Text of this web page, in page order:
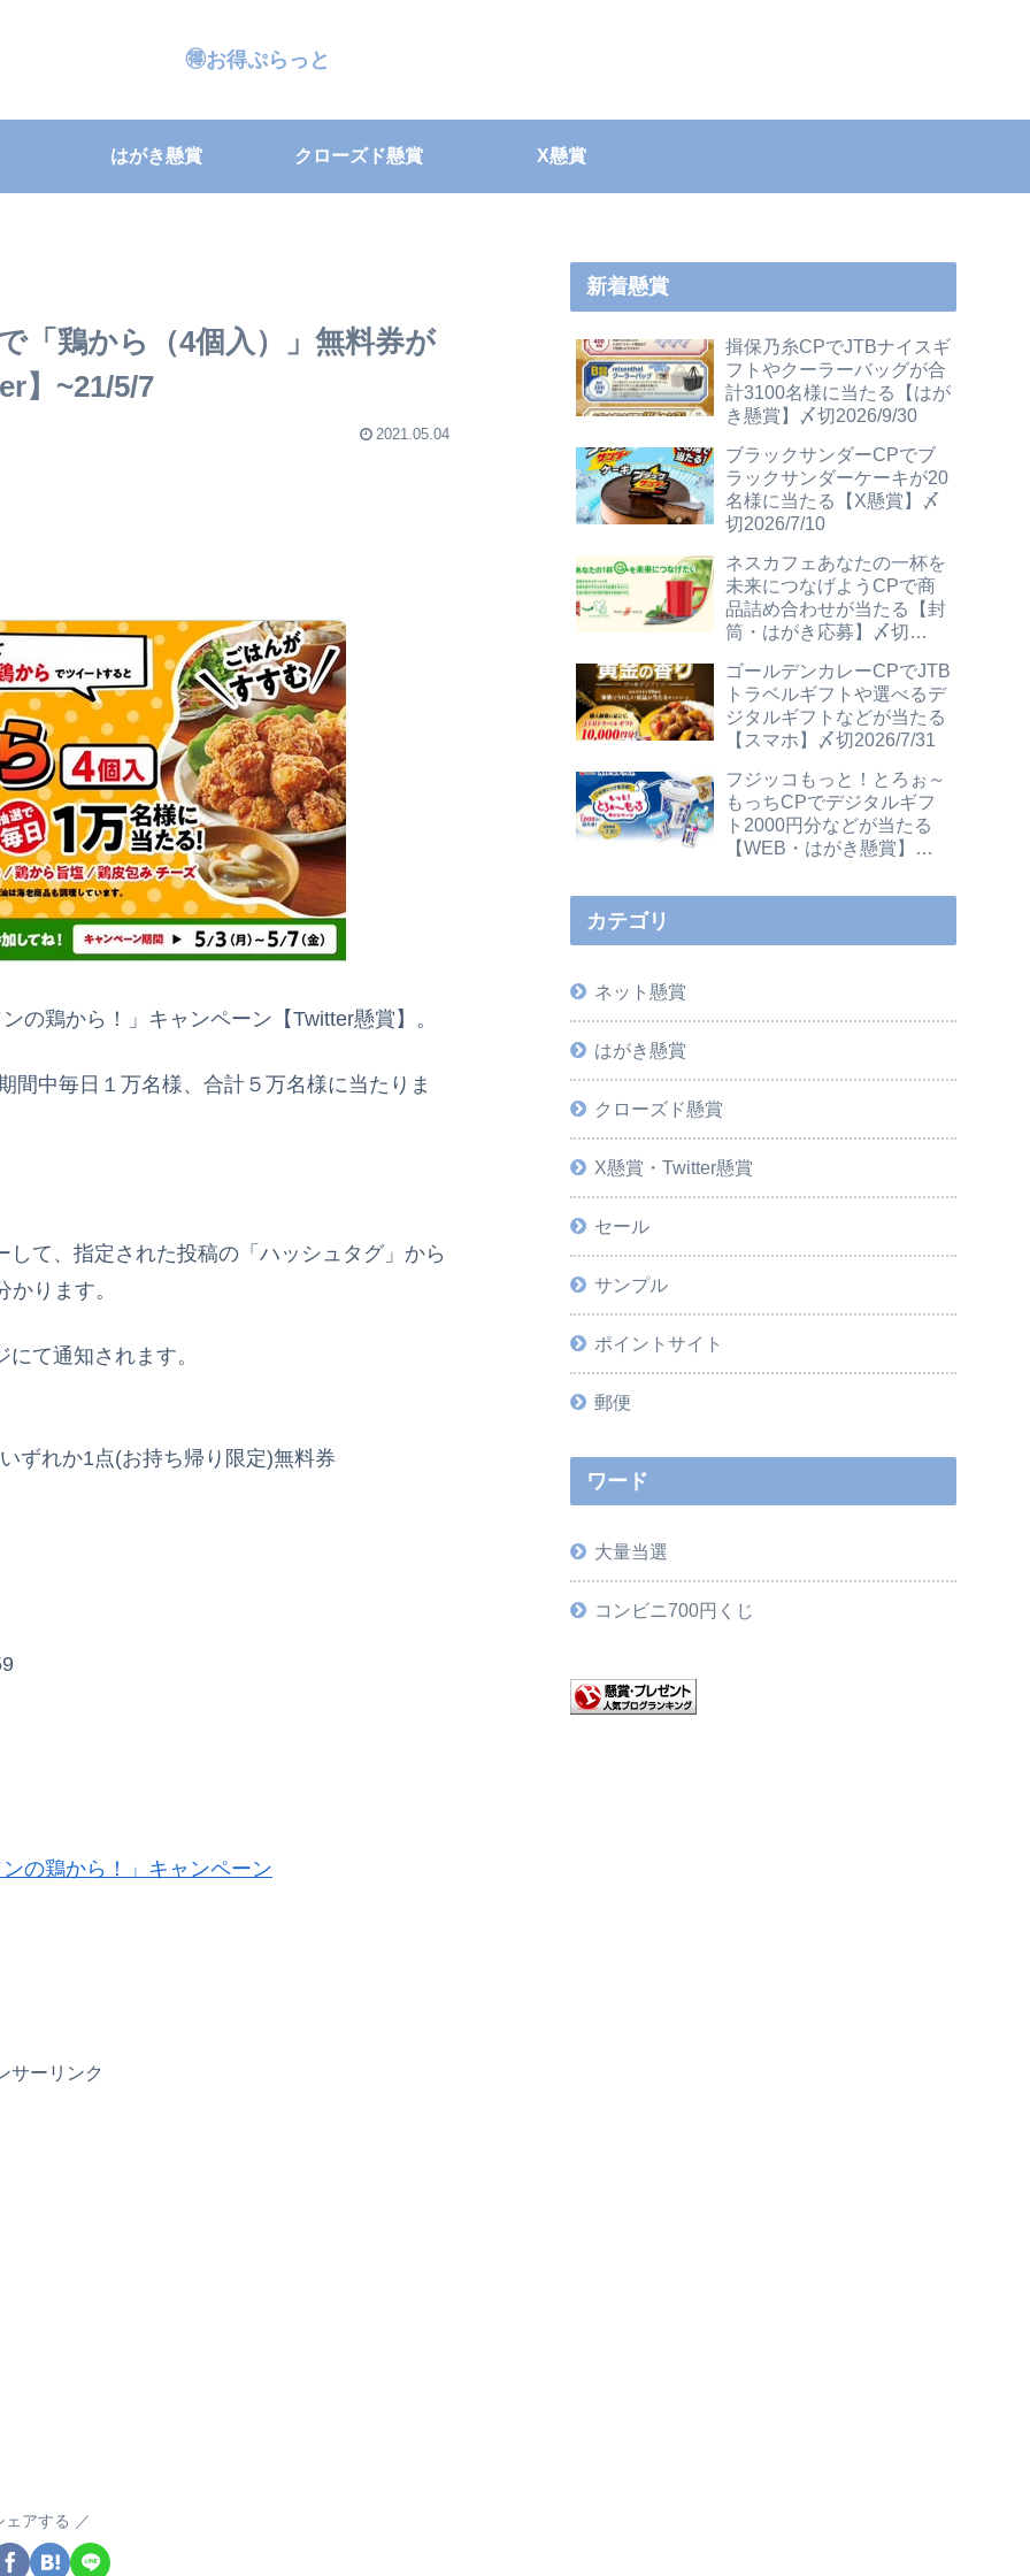
🉐お得ぷらっと
はがき懸賞 クローズド懸賞 X懸賞
「鶏から（4個入）」無料券が
】~21/5/7
2021.05.04
の鶏から！」キャンペーン【Twitter懸賞】。
間中毎日１万名様、合計５万名様に当たりま
して、指定された投稿の「ハッシュタグ」から
ります。
て通知されます。
ずれか1点(お持ち帰り限定)無料券
の鶏から！」キャンペーン
サーリンク
ェアする
新着懸賞
揖保乃糸CPでJTBナイスギ
フトやクーラーバッグが合
計3100名様に当たる【はが
き懸賞】〆切2026/9/30
ブラックサンダーCPでブ
ラックサンダーケーキが20
名様に当たる【X懸賞】〆
切2026/7/10
ネスカフェあなたの一杯を
未来につなげようCPで商
品詰め合わせが当たる【封
筒・はがき応募】〆切
ゴールデンカレーCPでJTB
トラベルギフトや選べるデ
ジタルギフトなどが当たる
【スマホ】〆切2026/7/31
フジッコもっと！とろぉ～
もっちCPでデジタルギフ
ト2000円分などが当たる
【WEB・はがき懸賞】〆
カテゴリ
ネット懸賞
はがき懸賞
クローズド懸賞
X懸賞・Twitter懸賞
セール
サンプル
ポイントサイト
郵便
ワード
大量当選
コンビニ700円くじ